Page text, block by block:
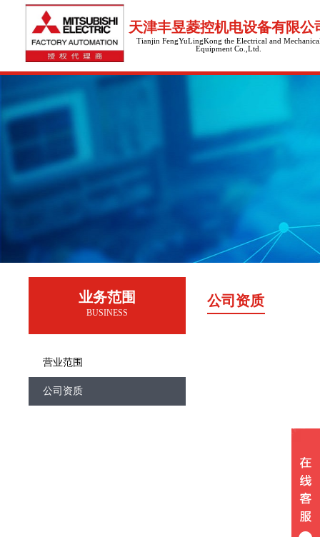
天津丰昱菱控机电设备有限公
Tianjin FengYuLingKong the Electrical and
Equipment Co.,Ltd.
业务范围
BUSINESS
营业范围
公司资质
公司资质